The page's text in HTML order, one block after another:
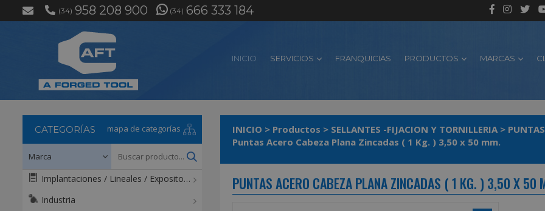
(34) 958 208 900 (34) 666 333 184
INICIO SERVICIOS FRANQUICIAS PRODUCTOS MARCAS
INICIO > Productos > SELLANTES -FIJACION Y TORNILLERIA >
Puntas Acero Cabeza Plana Zincadas ( 1 Kg. ) 3,50 x 50 mm.
PUNTAS ACERO CABEZA PLANA ZINCADAS ( 1 KG. ) 3,50 X 50
CATEGORÍAS mapa de categorías
Implantaciones / Lineales / Expositores / Mostradores
Industria